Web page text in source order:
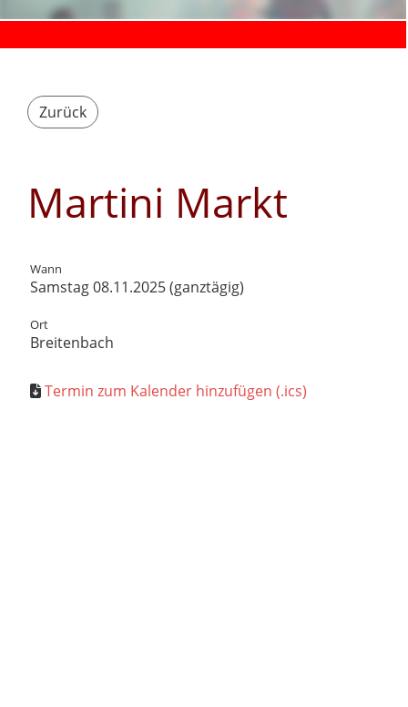
Zurück
Martini Markt
Wann
Samstag 08.11.2025 (ganztägig)
Ort
Breitenbach
Termin zum Kalender hinzufügen (.ics)